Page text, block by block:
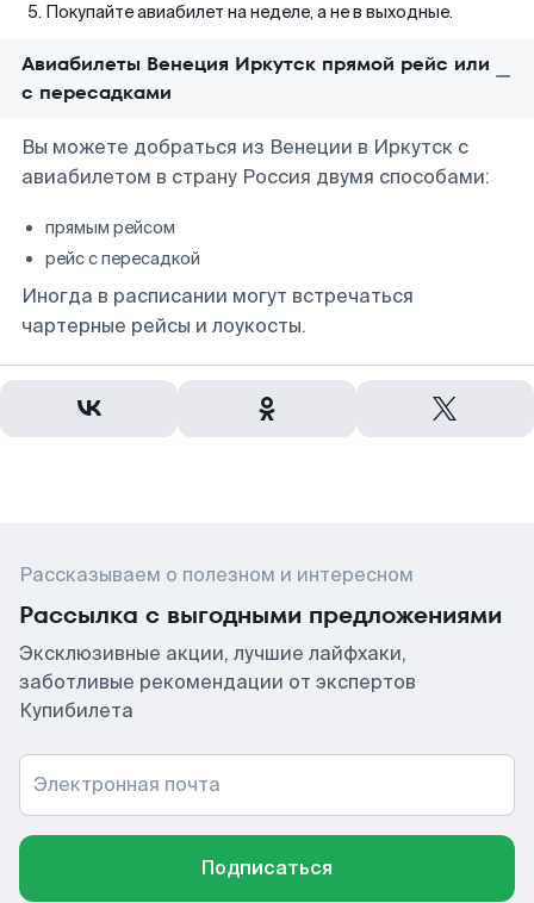
Покупайте авиабилет на неделе, а не в выходные.
Авиабилеты Венеция Иркутск прямой рейс или
с пересадками
Вы можете добраться из Венеции в Иркутск с
авиабилетом в страну Россия двумя способами:
прямым рейсом
рейс с пересадкой
Иногда в расписании могут встречаться
чартерные рейсы и лоукосты.
Рассказываем о полезном и интересном
Рассылка с выгодными предложениями
Эксклюзивные акции, лучшие лайфхаки,
заботливые рекомендации от экспертов
Купибилета
Электронная почта
Подписаться